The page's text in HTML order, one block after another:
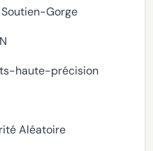
Gorge
haute-précision
Aléatoire